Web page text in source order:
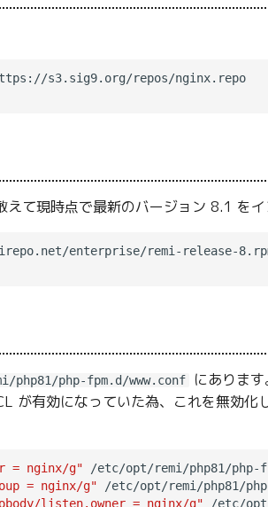
s3.sig9.org/repos/nginx.repo
て現時点で最新のバージョン 8.1 を
enterprise/remi-release-
php81/php-fpm.d/www.conf にありま
が有効になっていた為、これを無効化
= nginx/g" /etc/opt/remi/php81/php-
= nginx/g" /etc/opt/remi/php81/
listen.owner = nginx/g" /etc/opt/